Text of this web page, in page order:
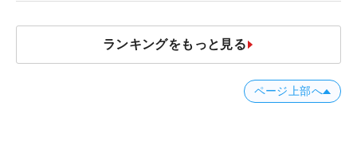
ランキングをもっと見る
ページ上部へ